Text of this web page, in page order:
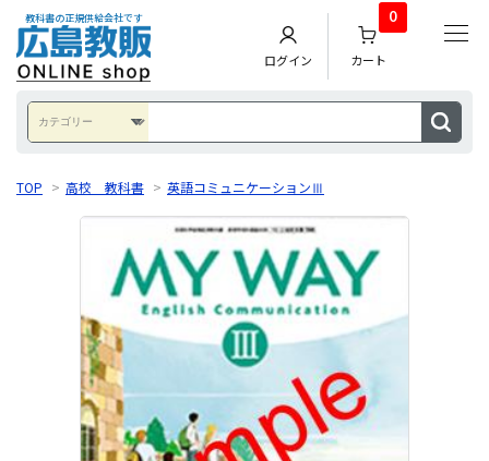
教科書の正規供給会社です
ログイン カート
0
TOP > 高校 教科書 > 英語コミュニケーションⅢ